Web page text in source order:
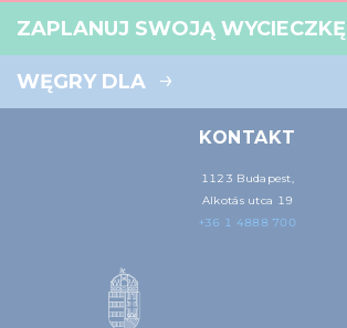
ZAPLANUJ SWOJĄ WYCIECZKĘ
WĘGRY DLA
KONTAKT
1123 Budapest,
Alkotás utca 19
+36 1 4888 700